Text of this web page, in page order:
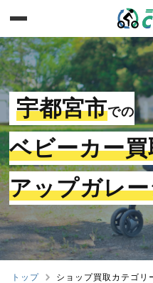
宇都宮市での
ベビーカー買
アップガレ
トップ ショップ買取カテゴリ